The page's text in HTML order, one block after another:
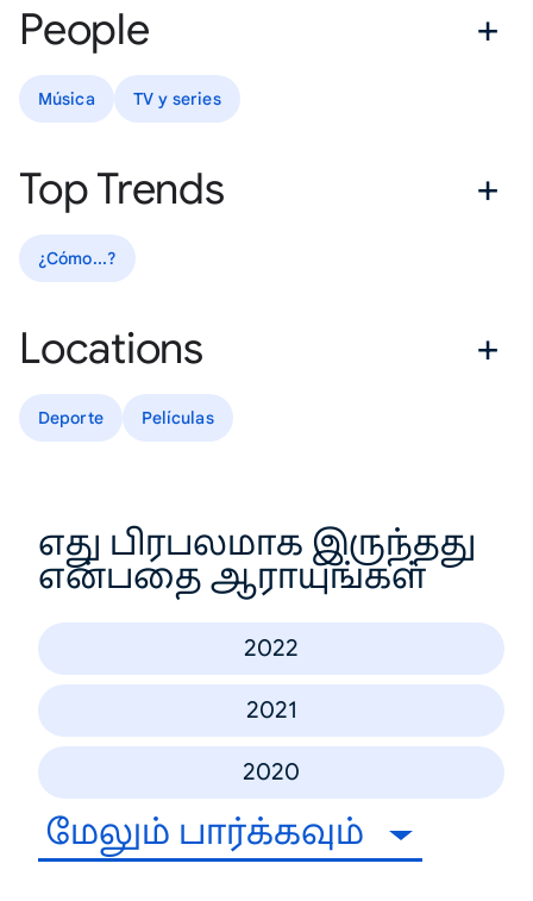
People
Música TV y series
Top Trends
¿Cómo...?
Locations
Deporte Películas
எது பிரபலமாக இருந்தது
என்பதை ஆராயுங்கள்
2022
2021
2020
மேலும் பார்க்கவும்